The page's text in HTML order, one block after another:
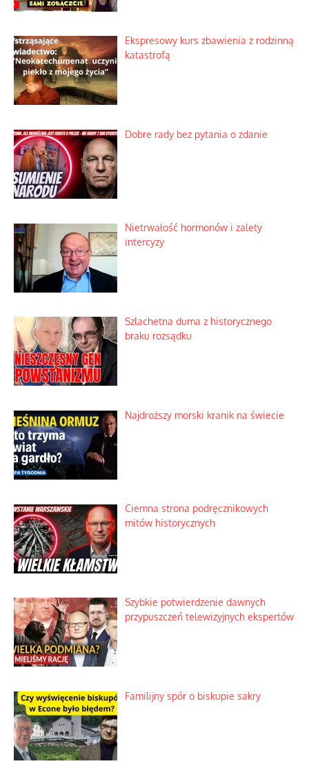
Ekspresowy kurs zbawienia z rodzinną
katastrofą
Dobre rady bez pytania o zdanie
Nietrwałość hormonów i zalety
intercyzy
Szlachetna duma z historycznego
braku rozsądku
Najdroższy morski kranik na świecie
Ciemna strona podręcznikowych
mitów historycznych
Szybkie potwierdzenie dawnych
przypuszczeń telewizyjnych ekspertów
Familijny spór o biskupie sakry